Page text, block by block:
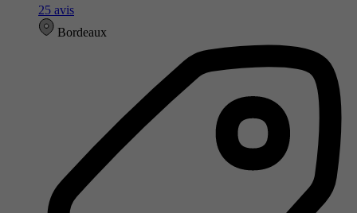
25 avis
Bordeaux